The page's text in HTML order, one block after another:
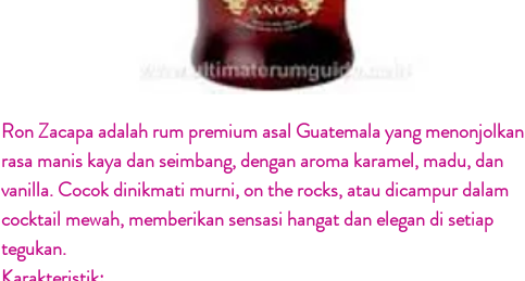
Ron Zacapa adalah rum premium asal Guatemala yang menonjolkan
rasa manis kaya dan seimbang, dengan aroma karamel, madu, dan
vanilla. Cocok dinikmati murni, on the rocks, atau dicampur dalam
cocktail mewah, memberikan sensasi hangat dan elegan di setiap
tegukan.